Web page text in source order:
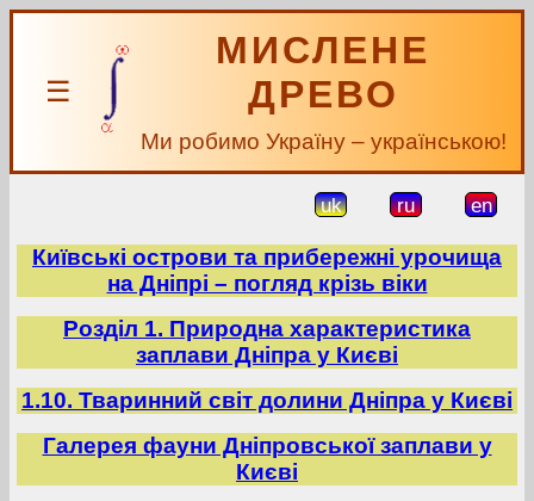
☰
МИСЛЕНЕ
ДРЕВО
Ми робимо Україну – українською!
uk ru en
Київські острови та прибережні урочища
на Дніпрі – погляд крізь віки
Розділ 1. Природна характеристика
заплави Дніпра у Києві
1.10. Тваринний світ долини Дніпра у Києві
Галерея фауни Дніпровської заплави у
Києві